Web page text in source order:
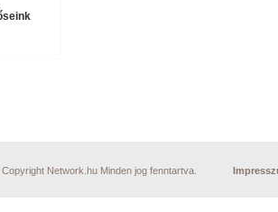
Network.hu Minden jog fenntartva.